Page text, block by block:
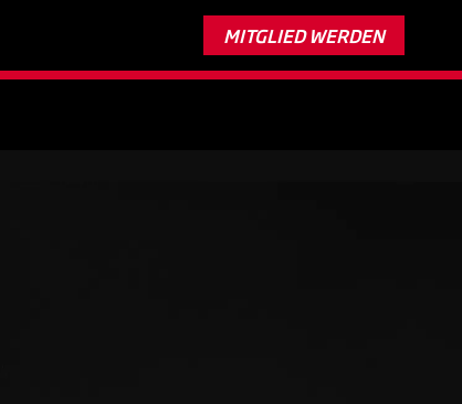
MITGLIED WERDEN
Nur bis 11. August:Trainiere 2 Monate gratis*
Verlängerung vorbehalten.